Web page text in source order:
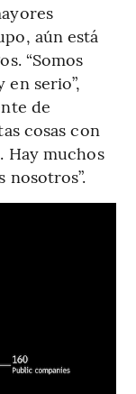
aún está
“Somos
serio”,
de
cosas con
Hay muchos
nosotros”.